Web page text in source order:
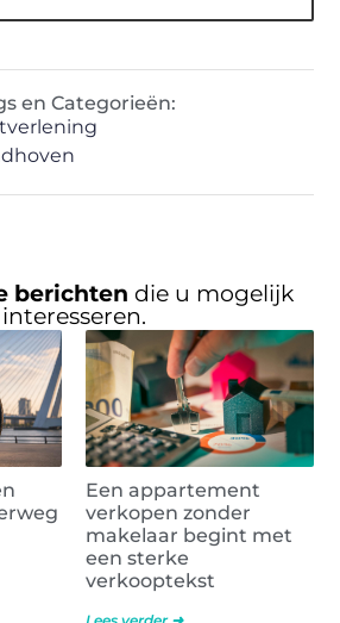
en Categorieën:
berichten die u mogelijk
interesseren.
Een appartement
verkopen zonder
makelaar begint met
een sterke
verkooptekst